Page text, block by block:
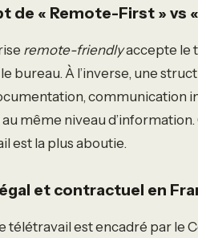
de « Remote-First » vs
remote-friendlyaccepte le
bureau. À l’inverse, une
communication
même niveau
est la plus aboutie.
et contractuel en
télétravail est encadré par le